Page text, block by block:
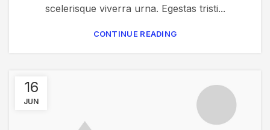
scelerisque viverra urna. Egestas tristi...
CONTINUE READING
16
JUN